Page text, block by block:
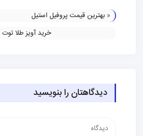
« بهترین قیمت پروفیل استیل
خرید آویز طلا
دیدگاهتان را بنویسید